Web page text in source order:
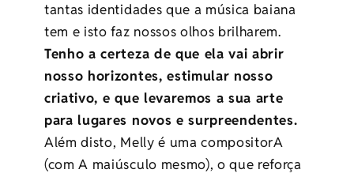
tantas identidades que a música baiana
tem e isto faz nossos olhos brilharem.
Tenho a certeza de que ela vai abrir
nosso horizontes, estimular nosso
criativo, e que levaremos a sua arte
para lugares novos e surpreendentes.
Além disto, Melly é uma compositorA
(com A maiúsculo mesmo), o que reforça